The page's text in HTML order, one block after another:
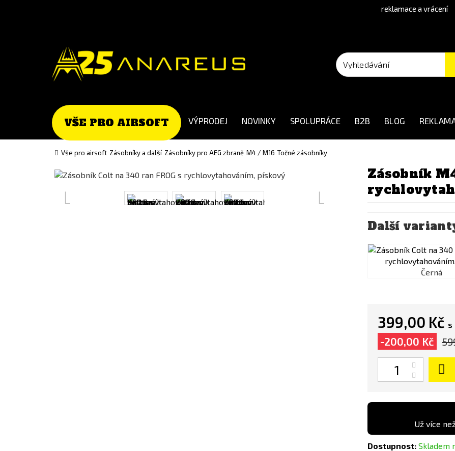
version
reklamace a vrácení
VŠE PRO AIRSOFT VÝPRODEJ NOVINKY SPOLUPRÁCE B2B BLOG
Vše pro airsoft Zásobníky a další Zásobníky pro AEG zbraně M4 / M16 Točné zásobníky
Zásobník
Další
Černá
399,00 Kč s
-200,00 Kč
Už více
Dostupnost: Skladem